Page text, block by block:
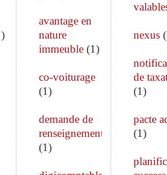
)
avantage en
nature
immeuble(1)
co-voiturage
(1)
demande de
renseignements
(1)
nexus(
de
(1)
pacte
(1)